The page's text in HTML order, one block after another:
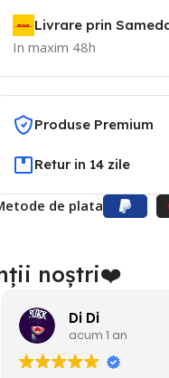
Livrare prin
In maxim 48h
Produse Premium
Retur in 14 zile
de plata
noștri❤️
acum 1 an